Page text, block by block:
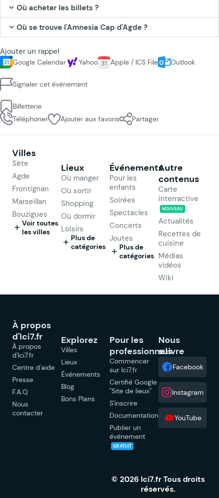
Où acheter les billets ?
Où se trouve l'Amnesia Cap d'Agde ?
Ajouter un rappel
Google Calendar Yahoo Apple / ICS File Outlook
Signaler cet événement
Billetterie
Téléphoner
Ajouter aux favoris Partager
Villes
Sète
Agde
Frontignan
Marseillan
Bouzigues
Voir toutes
les villes
Lieux
Où manger
Où sortir
Shopping
Où dormir
Loisirs
Plus de
catégories
Événements
Pour les
enfants
Soirées
Spectacles
Concerts
Joutes
Plus de
catégories
Autre
contenus
Carte
interractive
NOUVEAU
Actualités
Recettes de
cuisine
Médias
vidéos
Wiki
À propos
d'Ici7.fr
À propos
d'Ici7.fr
Centre d'aide
Presse
F.A.Q
Nous
contacter
Explorez
Villes
Lieux
Événements
Blog
Bons Plans
Pour les
professionnels
Commencer
sur Ici7.fr
Certifié Google
"Site de lieux"
S'inscrire
Documentation
Publier un
événement
GRATUIT
Nous
suivre
Facebook
Instagram
YouTube
© 2026 Ici7.fr Tous droits
réservés.